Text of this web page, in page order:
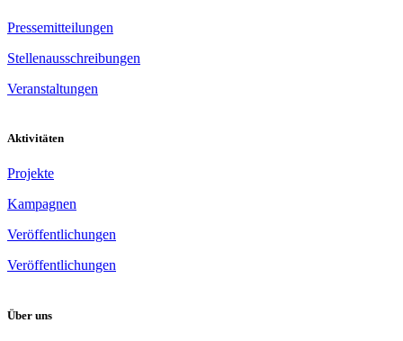
Pressemitteilungen
Stellenausschreibungen
Veranstaltungen
Aktivitäten
Projekte
Kampagnen
Veröffentlichungen
Veröffentlichungen
Über uns